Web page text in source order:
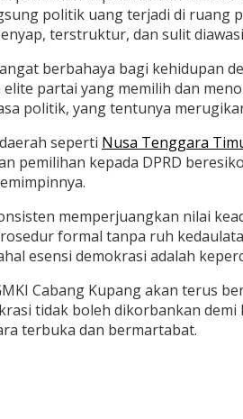
politik uang terjadi di ruang
terstruktur, dan sulit
berbahaya bagi kehidupan
partai yang memilih dan
politik, yang tentunya
seperti Nusa Tenggara
pemilihan kepada DPRD
memperjuangkan nilai
formal tanpa ruh
esensi demokrasi adalah
Cabang Kupang akan terus
tidak boleh dikorbankan
terbuka dan bermartabat.